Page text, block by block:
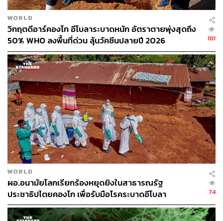
https://www.reuters.com/business/healthcare-pharma
ceuticals/who-cancer-arm-deems-aspartame-possibl
e-carcinogen-consumption-limits-unchanged-2023-0
7-13/
https://www.who.int/news/item/14-07-2023-aspartam
e-hazard-and-risk-assessment-results-released
TAGS: สารก่อมะเร็ง
สารให้ความหวานแทนน้ำตาล
Aspartame
องค์การอนามัยโลก (WHO)
WORLD
วิกฤตดีอาร์คองโก อีโบลาระบาดหนัก อัตราตายพุ่งสุดถึง
50% WHO ลงพื้นที่ด่วน ลุ้นวัคซีนปลายปี 2026
101
WORLD
ผอ.อนามัยโลกเรียกร้องหยุดยิงในสาธารณรัฐ
ประชาธิปไตยคองโก เพื่อรับมือโรคระบาดอีโบลา
74